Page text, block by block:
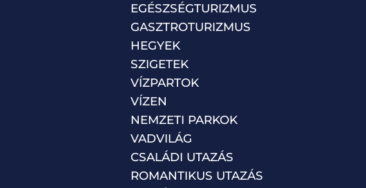
EGÉSZSÉGTURIZMUS
GASZTROTURIZMUS
HEGYEK
SZIGETEK
VÍZPARTOK
VÍZEN
NEMZETI PARKOK
VADVILÁG
CSALÁDI UTAZÁS
ROMANTIKUS UTAZÁS